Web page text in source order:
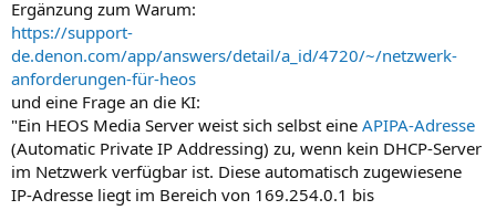
Ergänzung zum Warum:
https://support-
de.denon.com/app/answers/detail/a_id/4720/~/netzwerk-
anforderungen-für-heos
und eine Frage an die KI:
"Ein HEOS Media Server weist sich selbst eine APIPA-Adresse
(Automatic Private IP Addressing) zu, wenn kein DHCP-Server
im Netzwerk verfügbar ist. Diese automatisch zugewiesene
IP-Adresse liegt im Bereich von 169.254.0.1 bis